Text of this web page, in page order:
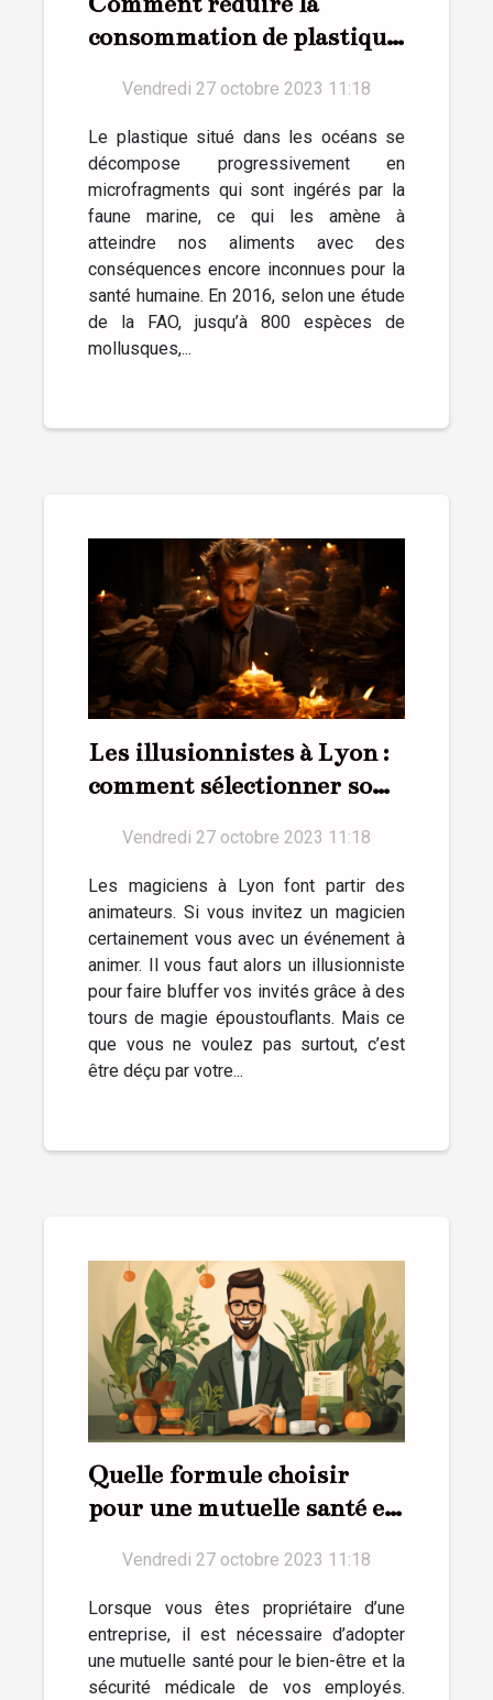
consommation de plastique
Vendredi 27 octobre 2023 11:18
Le plastique situé dans les océans se
décompose progressivement en
microfragments qui sont ingérés par la
faune marine, ce qui les amène à
atteindre nos aliments avec des
conséquences encore inconnues pour la
santé humaine. En 2016, selon une étude
de la FAO, jusqu’à 800 espèces de
mollusques,...
Les illusionnistes à Lyon :
comment sélectionner son
Vendredi 27 octobre 2023 11:18
Les magiciens à Lyon font partir des
animateurs. Si vous invitez un magicien
certainement vous avec un événement à
animer. Il vous faut alors un illusionniste
pour faire bluffer vos invités grâce à des
tours de magie époustouflants. Mais ce
que vous ne voulez pas surtout, c’est
être déçu par votre...
Quelle formule choisir
pour une mutuelle santé en
Vendredi 27 octobre 2023 11:18
Lorsque vous êtes propriétaire d’une
entreprise, il est nécessaire d’adopter
une mutuelle santé pour le bien-être et la
sécurité médicale de vos employés.